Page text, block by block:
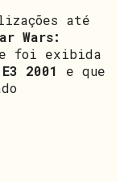
até
Wars:
foi exibida
E3 2001
e que